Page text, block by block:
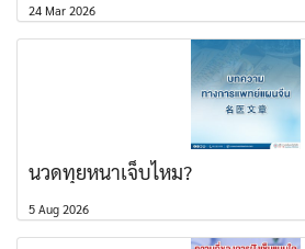
24 Mar 2026
นวดทุยหนาเจ็บไหม?
5 Aug 2026